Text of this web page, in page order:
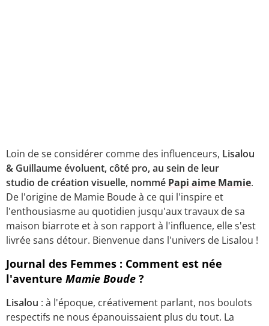
Loin de se considérer comme des influenceurs, Lisalou
& Guillaume évoluent, côté pro, au sein de leur
studio de création visuelle, nommé Papi aime Mamie.
De l'origine de Mamie Boude à ce qui l'inspire et
l'enthousiasme au quotidien jusqu'aux travaux de sa
maison biarrote et à son rapport à l'influence, elle s'est
livrée sans détour. Bienvenue dans l'univers de Lisalou !
Journal des Femmes : Comment est née
l'aventure Mamie Boude ?
Lisalou : à l'époque, créativement parlant, nos boulots
respectifs ne nous épanouissaient plus du tout. La